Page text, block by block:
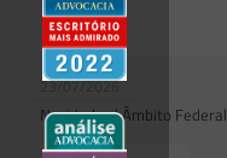
23/07/2026
Novidades | Âmbito Federal